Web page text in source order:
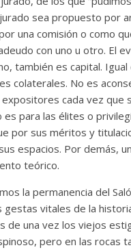
sea propuesto por
una comisión o como
con uno u otro. El
también es capital. Igual
colaterales. No es
cada vez que
es para las élites o
por sus méritos y
espacios. Por demás,
teórico.
la permanencia del
gestas vitales de la
de una vez los viejos
pero en las rocas